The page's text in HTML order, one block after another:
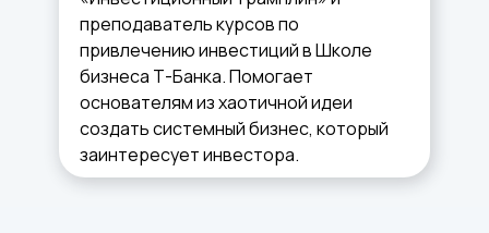
преподаватель курсов по
привлечению инвестиций в Школе
бизнеса Т-Банка. Помогает
основателям из хаотичной идеи
создать системный бизнес, который
заинтересует инвестора.